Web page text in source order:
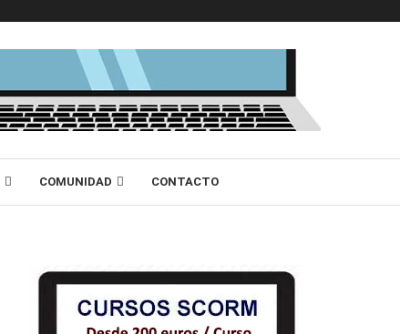
COMUNIDAD CONTACTO